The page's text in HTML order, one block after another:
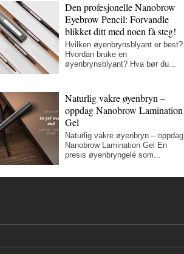
Den profesjonelle Nanobrow
Eyebrow Pencil: Forvandle
blikket ditt med noen få steg!
Hvilken øyenbrynsblyant er best?
Hvordan bruke en
øyenbrynsblyant? Hva bør du...
Naturlig vakre øyenbryn –
oppdag Nanobrow Lamination
Gel
Naturlig vakre øyenbryn – oppdag
Nanobrow Lamination Gel En
presis øyenbryngelé som...